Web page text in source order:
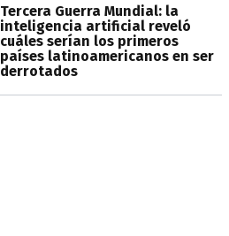
Tercera Guerra Mundial: la
inteligencia artificial reveló
cuáles serían los primeros
países latinoamericanos en ser
derrotados